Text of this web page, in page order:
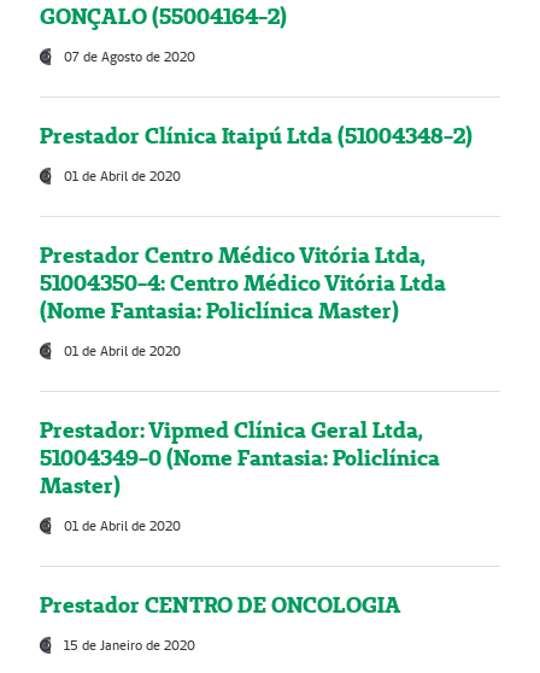
GONÇALO (55004164-2)
07 de Agosto de 2020
Prestador Clínica Itaipú Ltda (51004348-2)
01 de Abril de 2020
Prestador Centro Médico Vitória Ltda,
51004350-4: Centro Médico Vitória Ltda
(Nome Fantasia: Policlínica Master)
01 de Abril de 2020
Prestador: Vipmed Clínica Geral Ltda,
51004349-0 (Nome Fantasia: Policlínica
Master)
01 de Abril de 2020
Prestador CENTRO DE ONCOLOGIA
15 de Janeiro de 2020